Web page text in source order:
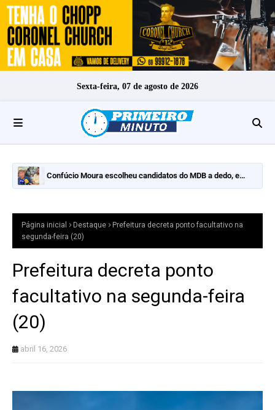
Sexta-feira, 07 de agosto de 2026
Confúcio Moura escolheu candidatos do MDB a dedo, e
Página inicial Destaque
Prefeitura decreta ponto facultativo na
segunda-feira (20)
Prefeitura decreta ponto
facultativo na segunda-feira
(20)
abril 16, 2026